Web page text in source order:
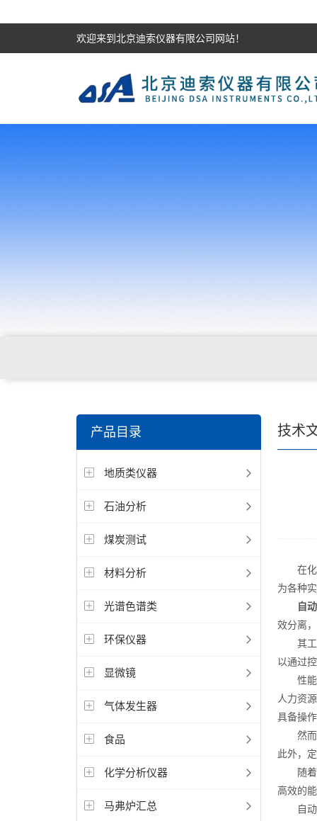
欢迎来到北京迪索仪器有限公司网站！
产品目录
地质类仪器
石油分析
煤炭测试
材料分析
光谱色谱类
环保仪器
显微镜
气体发生器
食品
化学分析仪器
马弗炉汇总
技术
在化学
为各种
自
效分离
其工作
以通过
性能特
人力资
具备操
然而，
此外，
随着科
高效的
自动常